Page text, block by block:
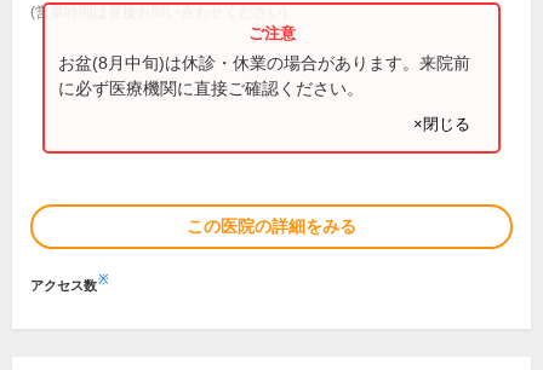
(営業時間は直接お問い合わせください)
お盆(8月中旬)は休診・休業の場合があります。来院前
に必ず医療機関に直接ご確認ください。
×閉じる
この医院の詳細をみる
アクセス数※